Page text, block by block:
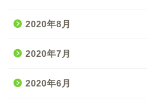
2020年8月
2020年7月
2020年6月